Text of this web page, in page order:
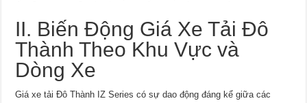
II. Biến Động Giá Xe Tải Đô
Thành Theo Khu Vực và
Dòng Xe
Giá xe tải Đô Thành IZ Series có sự dao động đáng kể giữa các